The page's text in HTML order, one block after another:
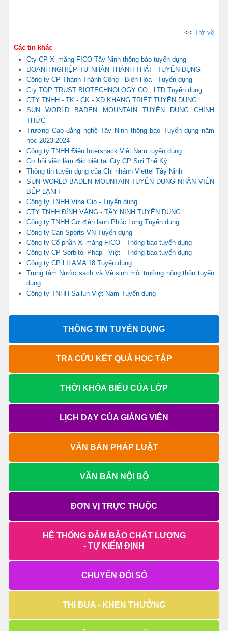
<< Trở về
Các tin khác
Cty CP Xi măng FICO Tây Ninh thông báo tuyển dụng
DOANH NGHIỆP TƯ NHÂN THÀNH THÁI - TUYỂN DỤNG
Công ty CP Thành Thành Công - Biên Hòa - Tuyển dụng
Cty TOP TRUST BIOTECHNOLOGY CO., LTD Tuyển dụng
CTY TNHH - TK - CK - XD KHANG TRIẾT TUYỂN DỤNG
SUN WORLD BADEN MOUNTAIN TUYỂN DỤNG CHÍNH
THỨC
Trường Cao đẳng nghề Tây Ninh thông báo Tuyển dụng năm
học 2023-2024
Công ty TNHH Điều Intersnack Việt Nam tuyển dụng
Cơ hội việc làm đặc biệt tại Cty CP Sợi Thế Kỷ
Thông tin tuyển dụng của Chi nhánh Viettel Tây Ninh
SUN WORLD BADEN MOUNTAIN TUYỂN DỤNG NHÂN VIÊN
BẾP LẠNH
Công ty TNHH Vina Gio - Tuyển dụng
CTY TNHH ĐỈNH VÀNG - TÂY NINH TUYỂN DỤNG
Công ty TNHH Cơ điện lạnh Phúc Long Tuyển dụng
Công ty Can Sports VN Tuyển dụng
Công ty Cổ phần Xi măng FICO - Thông báo tuyển dụng
Công ty CP Sorbitol Pháp - Việt - Thông báo tuyển dụng
Công ty CP LILAMA 18 Tuyển dụng
Trung tâm Nước sạch và Vệ sinh môi trường nông thôn tuyển
dụng
Công ty TNHH Sailun Việt Nam Tuyển dụng
THÔNG TIN TUYỂN DỤNG
TRA CỨU KẾT QUẢ HỌC TẬP
THỜI KHÓA BIỂU CỦA LỚP
LỊCH DẠY CỦA GIẢNG VIÊN
VĂN BẢN PHÁP LUẬT
VĂN BẢN NỘI BỘ
ĐƠN VỊ TRỰC THUỘC
HỆ THỐNG ĐẢM BẢO CHẤT LƯỢNG
- TỰ KIỂM ĐỊNH
CHUYỂN ĐỔI SỐ
THI ĐUA - KHEN THƯỞNG